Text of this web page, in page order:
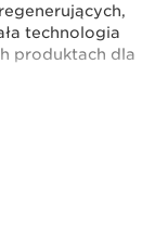
technologia
produktach dla